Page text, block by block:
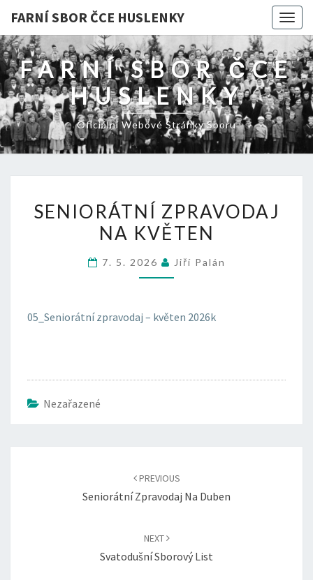
FARNÍ SBOR ČCE HUSLENKY
FARNÍ SBOR ČCE
HUSLENKY
Oficiální Webové Stránky Sboru
ZPRAVODAJ
NA
SENIORÁTNÍ ZPRAVODAJ
NA KVĚTEN
7. 5. 2026 Jiří Palán
05_Seniorátní zpravodaj – květen 2026k
Nezařazené
PREVIOUS
Seniorátní Zpravodaj Na Duben
NEXT
Svatodušní Sborový List